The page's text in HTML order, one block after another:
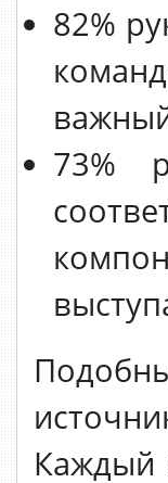
82%
73%
Каждый